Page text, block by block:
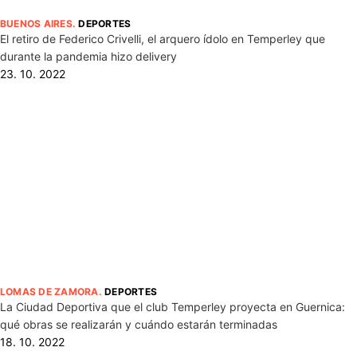
BUENOS AIRES.DEPORTES
El retiro de Federico Crivelli, el arquero ídolo en Temperley que
durante la pandemia hizo delivery
23. 10. 2022
LOMAS DE ZAMORA.DEPORTES
La Ciudad Deportiva que el club Temperley proyecta en Guernica:
qué obras se realizarán y cuándo estarán terminadas
18. 10. 2022